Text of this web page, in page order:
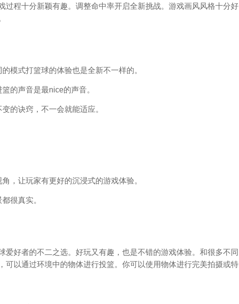
过程十分新颖有趣。调整命中率开启全新挑战。游戏画风风格十分好
模式打篮球的体验也是全新不一样的。
的声音是最nice的声音。
的诀窍，不一会就能适应。
，让玩家有更好的沉浸式的游戏体验。
很真实。
爱好者的不二之选。好玩又有趣，也是不错的游戏体验。和很多不同
可以通过环境中的物体进行投篮。你可以使用物体进行完美拍摄或特